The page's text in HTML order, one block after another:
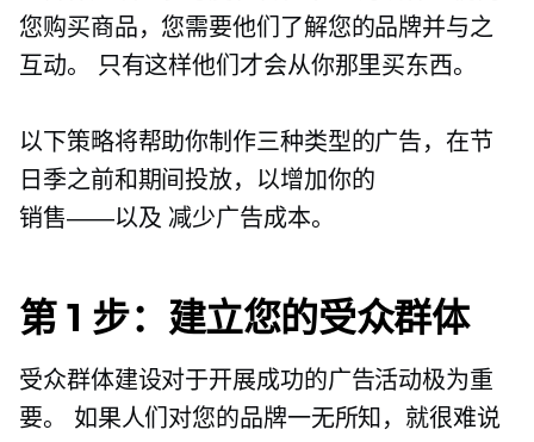
您购买商品，您需要他们了解您的品牌并与之
互动。 只有这样他们才会从你那里买东西。
以下策略将帮助你制作三种类型的广告，在节
日季之前和期间投放，以增加你的
销售——以及 减少广告成本。
第 1 步：建立您的受众群体
受众群体建设对于开展成功的广告活动极为重
要。 如果人们对您的品牌一无所知，就很难说